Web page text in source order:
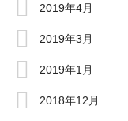
2019年4月
2019年3月
2019年1月
2018年12月